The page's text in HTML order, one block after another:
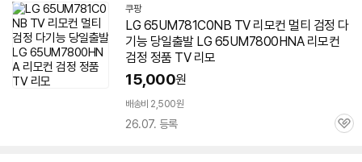
쿠팡
LG 65UM781C0NB TV 리모컨 멀티 검정 다
기능 당일출발 LG 65UM7800HNA리모컨
검정 정품 TV 리모
15,000원
배송비 2,500원
26.07. 등록
관